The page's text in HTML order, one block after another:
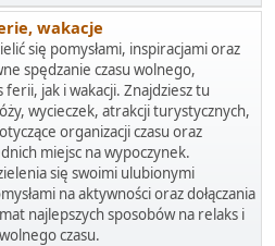
wakacje
się pomysłami, inspiracjami oraz
spędzanie czasu wolnego,
ferii, jak i wakacji. Znajdziesz tu
wycieczek, atrakcji turystycznych,
organizacji czasu oraz
miejsc na wypoczynek.
się swoimi ulubionymi
na aktywności oraz dołączania
najlepszych sposobów na relaks i
czasu.